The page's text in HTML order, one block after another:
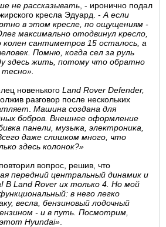
не рассказывать , - иронично подал
кресла Эдуард. - А если
в этом кресле, по ощущениям -
максимально отодвинул кресло,
колен сантиметров 15 осталось, а
Помню, когда сел за руль
здесь жить, потому что обратно
новенького Land Rover Defender,
разговор после нескольких
Машина создана для
бобров. Внешнее оформление
панели, музыка, электроника,
даже слишком много, что
здесь колонок?»
вопрос, решив, что
передний центральный динамик и
В Land Rover их только 4. Но мой
в него легко
весла, бензиновый лодочный
- и в путь. Посмотрим,
Hyundai»